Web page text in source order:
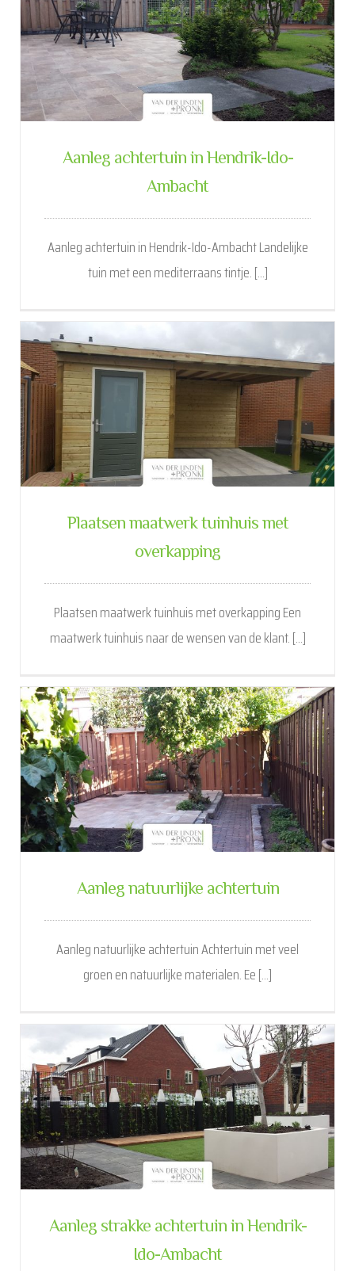
Aanleg achtertuin in Hendrik-Ido-
Ambacht
Aanleg achtertuin in Hendrik-Ido-Ambacht Landelijke
tuin met een mediterraans tintje. [...]
Plaatsen maatwerk tuinhuis met
overkapping
Plaatsen maatwerk tuinhuis met overkapping Een
maatwerk tuinhuis naar de wensen van de klant. [...]
Aanleg natuurlijke achtertuin
Aanleg natuurlijke achtertuin Achtertuin met veel
groen en natuurlijke materialen. Ee [...]
Aanleg strakke achtertuin in Hendrik-
Ido-Ambacht